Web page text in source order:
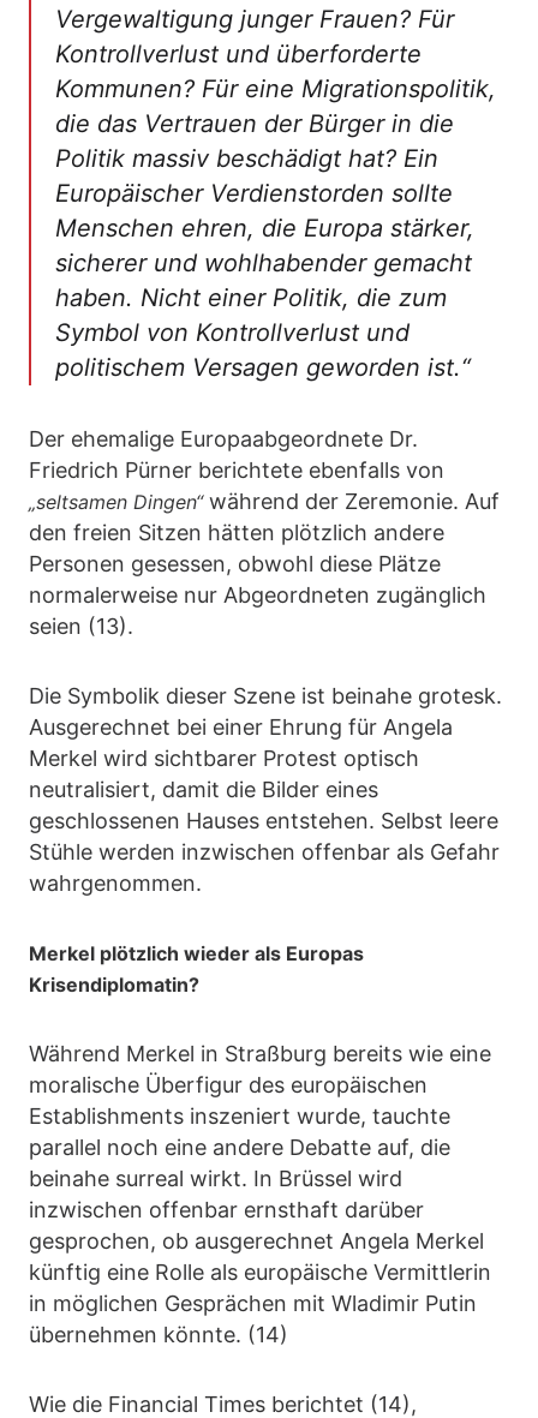
Vergewaltigung junger Frauen? Für
Kontrollverlust und überforderte
Kommunen? Für eine Migrationspolitik,
die das Vertrauen der Bürger in die
Politik massiv beschädigt hat? Ein
Europäischer Verdienstorden sollte
Menschen ehren, die Europa stärker,
sicherer und wohlhabender gemacht
haben. Nicht einer Politik, die zum
Symbol von Kontrollverlust und
politischem Versagen geworden ist.“
Der ehemalige Europaabgeordnete Dr.
Friedrich Pürner berichtete ebenfalls von
„seltsamen Dingen“ während der Zeremonie. Auf
den freien Sitzen hätten plötzlich andere
Personen gesessen, obwohl diese Plätze
normalerweise nur Abgeordneten zugänglich
seien (13).
Die Symbolik dieser Szene ist beinahe grotesk.
Ausgerechnet bei einer Ehrung für Angela
Merkel wird sichtbarer Protest optisch
neutralisiert, damit die Bilder eines
geschlossenen Hauses entstehen. Selbst leere
Stühle werden inzwischen offenbar als Gefahr
wahrgenommen.
Merkel plötzlich wieder als Europas
Krisendiplomatin?
Während Merkel in Straßburg bereits wie eine
moralische Überfigur des europäischen
Establishments inszeniert wurde, tauchte
parallel noch eine andere Debatte auf, die
beinahe surreal wirkt. In Brüssel wird
inzwischen offenbar ernsthaft darüber
gesprochen, ob ausgerechnet Angela Merkel
künftig eine Rolle als europäische Vermittlerin
in möglichen Gesprächen mit Wladimir Putin
übernehmen könnte. (14)
Wie die Financial Times berichtet (14),